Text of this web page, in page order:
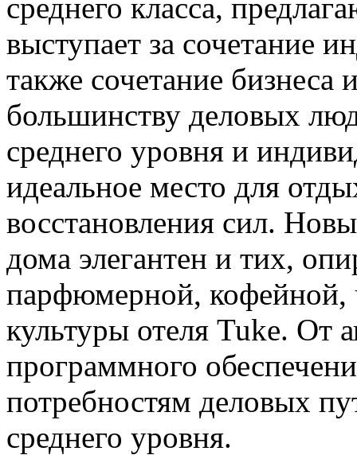
среднего класса,
выступает за сочетание
также сочетание бизнеса
большинству деловых
среднего уровня и
идеальное место для
восстановления сил.
дома элегантен и тих,
парфюмерной, кофейной,
культуры отеля Tuke. От
программного
потребностям деловых
среднего уровня.